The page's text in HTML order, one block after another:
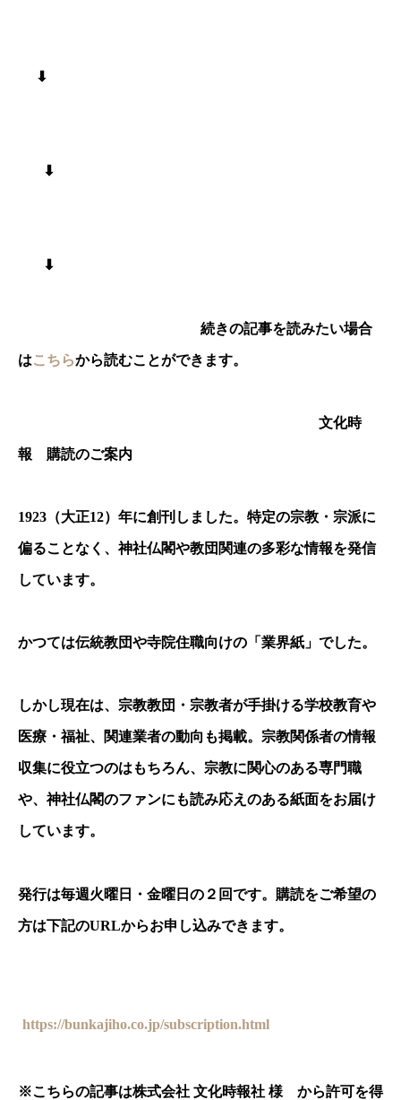
⬇︎
⬇︎
⬇︎
続きの記事を読みたい場合
はこちらから読むことができます。
文化時
報 購読のご案内
1923 （大正12）年に創刊しました。特定の宗教・宗派に
偏ることなく、神社仏閣や教団関連の多彩な情報を発信
しています。
かつては伝統教団や寺院住職向けの「業界紙」でした。
しかし現在は、宗教教団・宗教者が手掛ける学校教育や
医療・福祉、関連業者の動向も掲載。宗教関係者の情報
収集に役立つのはもちろん、宗教に関心のある専門職
や、神社仏閣のファンにも読み応えのある紙面をお届け
しています。
発行は毎週火曜日・金曜日の２回です。購読をご希望の
方は下記のURLからお申し込みできます。
https://bunkajiho.co.jp/subscription.html
※こちらの記事は株式会社 文化時報社 様 から許可を得